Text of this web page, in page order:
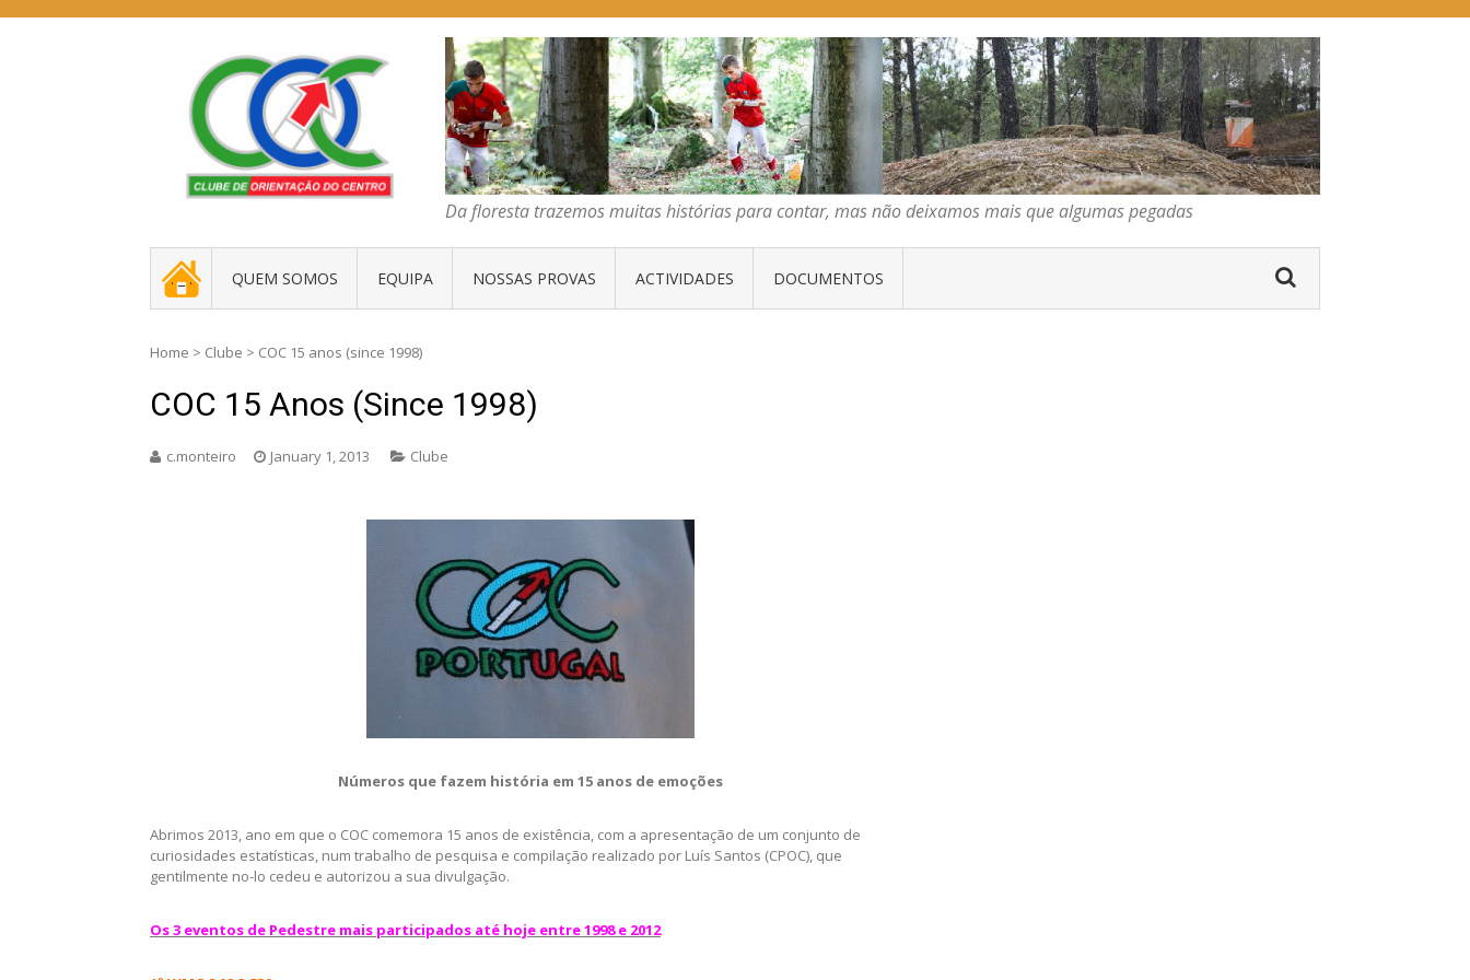
COC – CLUBE DE ORIENTAÇÃO DO CENTRO
Da floresta trazemos muitas histórias para contar, mas não deixamos mais que algumas pegadas
Da floresta trazemos muitas histórias para contar, mas não deixamos mais que algumas pegadas
. _ . QUEM SOMOS EQUIPA NOSSAS PROVAS ACTIVIDADES DOCUMENTOS
Home > Clube > COC 15 anos (since 1998)
COC 15 Anos (since 1998)
c.monteiro January 1, 2013 Clube
Números que fazem história em 15 anos de emoções
Abrimos 2013, ano em que o COC comemora 15 anos de existência, com a apresentação de um conjunto de
curiosidades estatísticas, num trabalho de pesquisa e compilação realizado por Luís Santos (CPOC), que
gentilmente no-lo cedeu e autorizou a sua divulgação.
Os 3 eventos de Pedestre mais participados até hoje entre 1998 e 2012